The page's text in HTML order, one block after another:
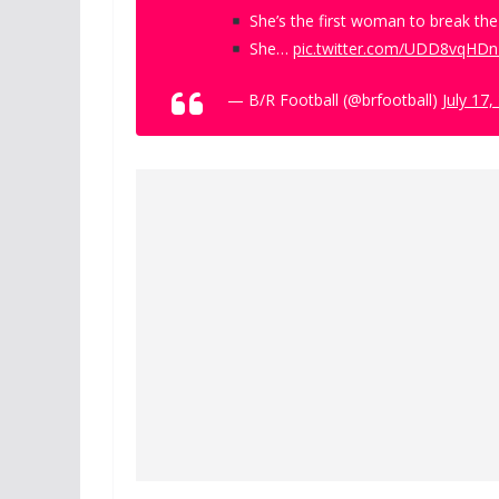
She’s the first woman to break
She… pic.twitter.com/
— B/R Football (@brfootball) July 17,